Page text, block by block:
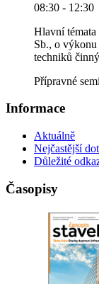
08:30 - 12:30
Hlavní témata
Sb., o
techniků
Přípravné
Informace
Aktuálně
Nejčastější
Důležité
Časopisy